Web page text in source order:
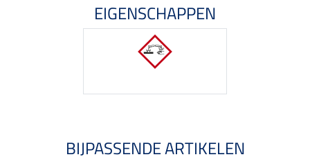
EIGENSCHAPPEN
BIJPASSENDE ARTIKELEN